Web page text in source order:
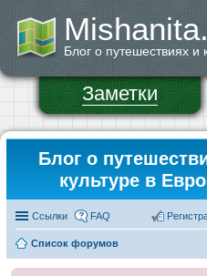
Mishanita.
Блог о путешествиях и
Заметки
Блог о
культуре в
Ссылки FAQ
Список форумов